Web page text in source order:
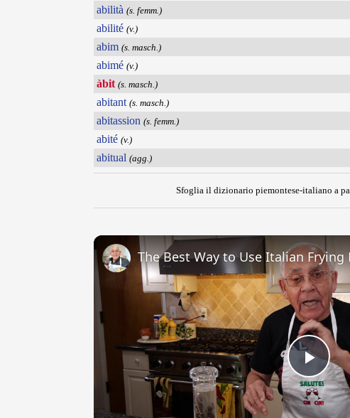
abilità (s. femm.)
abilité (v.)
abim (s. masch.)
abimé (v.)
àbit (s. masch.)
abitant (s. masch.)
abitassion (s. femm.)
abité (v.)
abitual (agg.)
Sfoglia il dizionario piemontese-italiano a
Play
The Best Way to Use Italian Frying